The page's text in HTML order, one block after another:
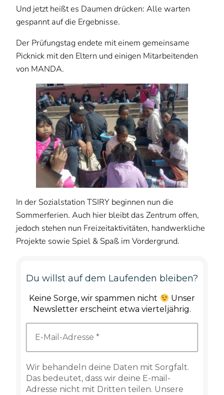
Und jetzt heißt es Daumen drücken: Alle warten
gespannt auf die Ergebnisse.
Der Prüfungstag endete mit einem gemeinsame
Picknick mit den Eltern und einigen Mitarbeitenden
von MANDA.
In der Sozialstation TSIRY beginnen nun die
Sommerferien. Auch hier bleibt das Zentrum offen,
jedoch stehen nun Freizeitaktivitäten, handwerkliche
Projekte sowie Spiel & Spaß im Vordergrund.
Du willst auf dem Laufenden bleiben?
Keine Sorge, wir spammen nicht
Unser
Newsletter erscheint etwa vierteljährig.
Wir behandeln deine Daten mit Sorgfalt.
Das bedeutet, dass wir deine E-mail-
Adresse nicht mit Dritten teilen. Unsere